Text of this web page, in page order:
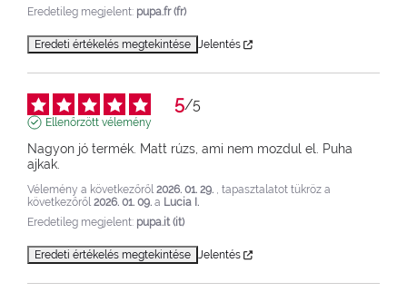
Eredetileg megjelent: pupa.fr (fr)
Eredeti értékelés megtekintése Jelentés
5/5
Ellenőrzött vélemény
Nagyon jó termék. Matt rúzs, ami nem mozdul el. Puha
ajkak.
Vélemény a következőről 2026. 01. 29. , tapasztalatot tükröz a
következőről 2026. 01. 09. a Lucia I.
Eredetileg megjelent: pupa.it (it)
Eredeti értékelés megtekintése Jelentés